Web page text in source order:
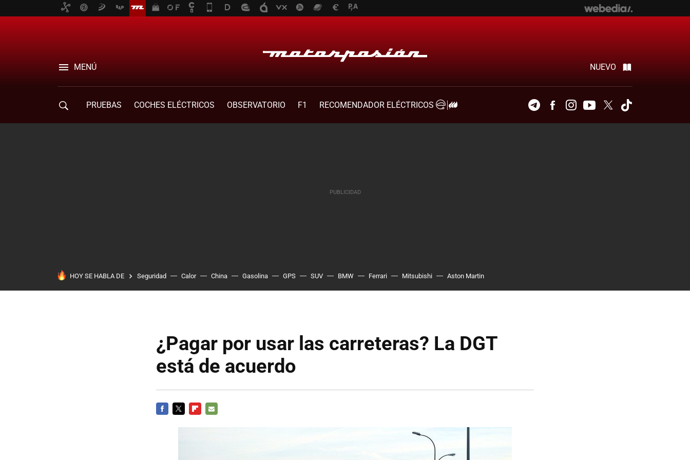
MENÚ NUEVO
PRUEBAS COCHES ELÉCTRICOS OBSERVATORIO F1
RECOMENDADOR ELÉCTRICOS
TelegramFacebookInstagramYoutubeTwitter
HOY SE HABLA DE Seguridad Calor China Gasolina GPS SUV BMW Ferrari Mitsubishi Aston Martin
¿Pagar por usar las carreteras? La DGT
está de acuerdo